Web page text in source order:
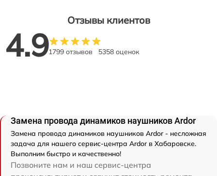
Отзывы клиентов
4.91799 отзывов 5358 оценок
Замена провода динамиков наушников Ardor
Замена провода динамиков наушников Ardor - несложная
задача для нашего сервис-центра Ardor в Хабаровске.
Выполним быстро и качественно!
Позвоните нам и наш сервис-центра